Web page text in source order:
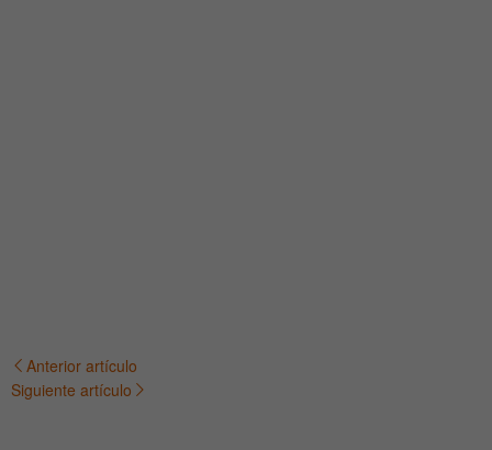
Navegación
Anterior artículo
Siguiente artículo